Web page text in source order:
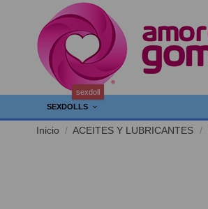
SEXDOLLS
sexdoll
Inicio ACEITES Y LUBRICANTES